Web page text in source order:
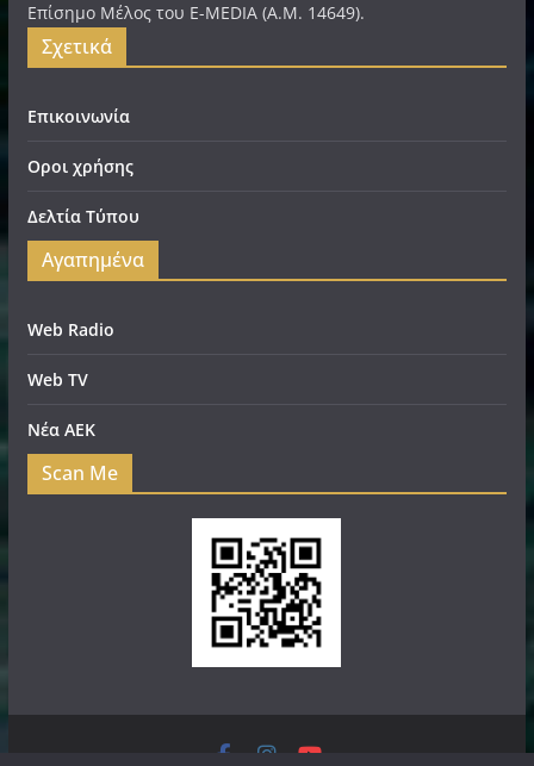
Επίσημο Μέλος του E-MEDIA (A.M. 14649).
Σχετικά
Επικοινωνία
Οροι χρήσης
Δελτία Τύπου
Αγαπημένα
Web Radio
Web TV
Νέα ΑΕΚ
Scan Me